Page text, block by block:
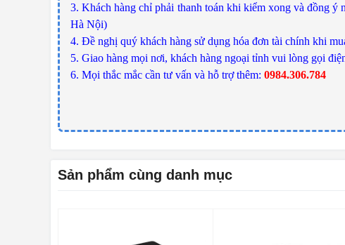
3. Khách hàng chỉ phải thanh toán khi kiểm xong và đồng ý
Hà Nội)
4. Đề nghị quý khách hàng sử dụng hóa đơn tài chính khi
5. Giao hàng mọi nơi, khách hàng ngoại tỉnh vui lòng gọi
6. Mọi thắc mắc cần tư vấn và hỗ trợ thêm: 0984.306.784
Sản phẩm cùng danh mục